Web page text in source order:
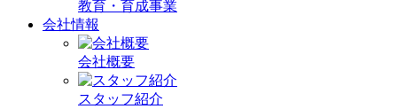
教育・育成事業
会社情報
会社概要
スタッフ紹介